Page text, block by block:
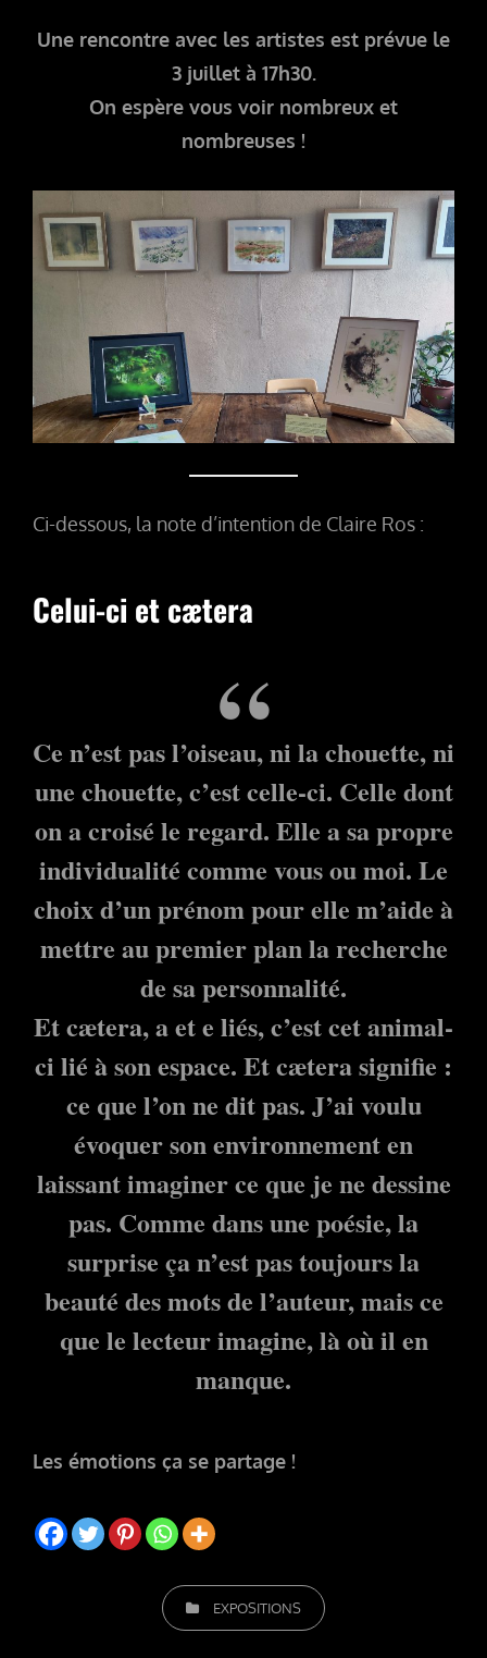
Une rencontre avec les artistes est prévue le
3 juillet à 17h30.
On espère vous voir nombreux et
nombreuses !
Ci-dessous, la note d’intention de Claire Ros :
Celui-ci et cætera
Ce n’est pas l’oiseau, ni la chouette, ni
une chouette, c’est celle-ci. Celle dont
on a croisé le regard. Elle a sa propre
individualité comme vous ou moi. Le
choix d’un prénom pour elle m’aide à
mettre au premier plan la recherche
de sa personnalité.
Et cætera, a et e liés, c’est cet animal-
ci lié à son espace. Et cætera signifie :
ce que l’on ne dit pas. J’ai voulu
évoquer son environnement en
laissant imaginer ce que je ne dessine
pas. Comme dans une poésie, la
surprise ça n’est pas toujours la
beauté des mots de l’auteur, mais ce
que le lecteur imagine, là où il en
manque.
Les émotions ça se partage !
CATEGORIES
EXPOSITIONS